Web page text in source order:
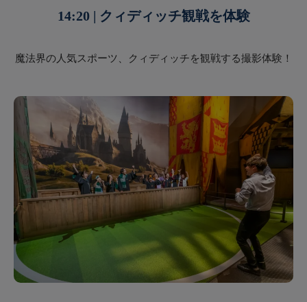
14:20 | クィディッチ観戦を体験
魔法界の人気スポーツ、クィディッチを観戦する撮影体験！